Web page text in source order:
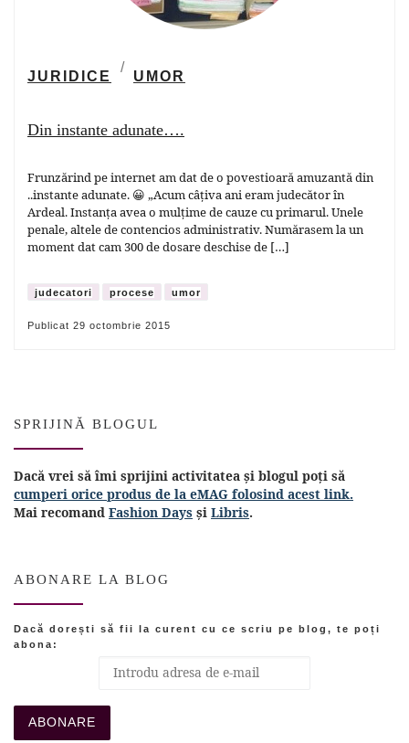
JURIDICE UMOR
Din instante adunate….
Frunzărind pe internet am dat de o povestioară amuzantă din
..instante adunate. 😀 „Acum câțiva ani eram judecător în
Ardeal. Instanța avea o mulțime de cauze cu primarul. Unele
penale, altele de contencios administrativ. Numărasem la un
moment dat cam 300 de dosare deschise de […]
judecatori procese umor
Publicat 29 octombrie 2015
SPRIJINĂ BLOGUL
Dacă vrei să îmi sprijini activitatea și blogul poți să
cumperi orice produs de la eMAG folosind acest link.
Mai recomand Fashion Days și Libris.
ABONARE LA BLOG
Dacă dorești să fii la curent cu ce scriu pe blog, te poți
abona: